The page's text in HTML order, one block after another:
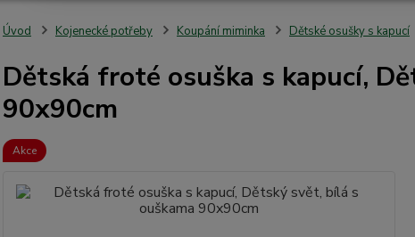
Úvod Kojenecké potřeby Koupání miminka Dětské osušky s kapucí
Dětská froté osuška s kapucí,
90x90cm
Akce